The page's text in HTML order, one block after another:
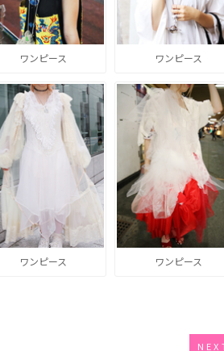
ワンピース ワンピース
ワンピース ワンピース